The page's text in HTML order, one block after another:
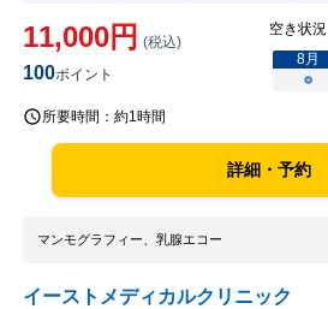
11,000円 (税込)
100ポイント
空き状況
8月
○
所要時間： 約1時間
詳細・予約
マンモグラフィー、乳腺エコー
イーストメディカルクリニック